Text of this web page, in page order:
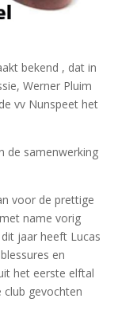
bekend , dat in
Werner Pluim
vv Nunspeet het
de samenwerking
voor de prettige
name vorig
jaar heeft Lucas
en
het eerste elftal
gevochten